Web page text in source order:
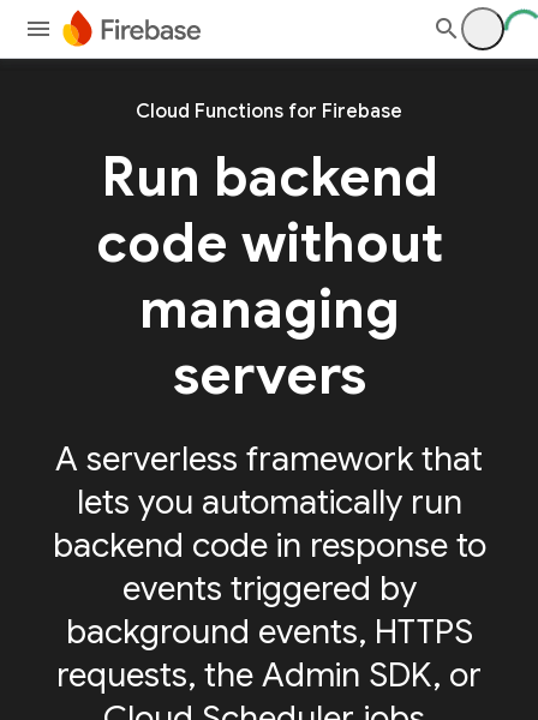
Cloud Functions for Firebase
Run backend
code without
managing
servers
A serverless framework that
lets you automatically run
backend code in response to
events triggered by
background events, HTTPS
requests, the Admin SDK, or